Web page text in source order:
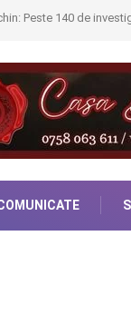
Peste 140 de